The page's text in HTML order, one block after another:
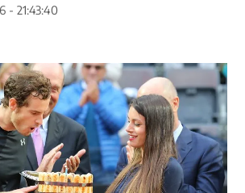
- 21:43:40